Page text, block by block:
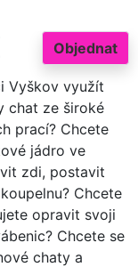
Objednat
Vyškov využít
chat ze široké
prací? Chcete
jádro ve
zdi, postavit
Chcete
opravit svoji
Chcete se
chaty a